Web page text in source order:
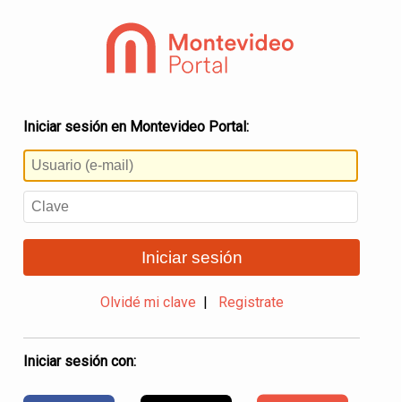
Iniciar sesión en Montevideo Portal:
Iniciar sesión
Olvidé mi clave Registrate
Iniciar sesión con: